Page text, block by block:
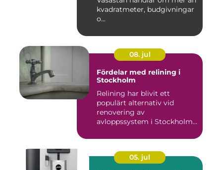
kvadratmeter, budgivningar
o...
08. jul
Fördelar med relining i
Stockholm
Relining har blivit ett
populärt alternativ vid
renovering av
avloppssystem i Stockholm.
05. jul